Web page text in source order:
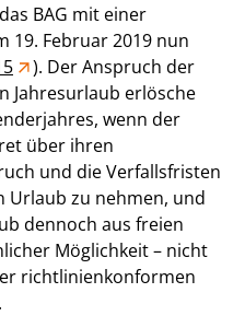
BAG mit einer
19. Februar 2019 nun
). Der Anspruch der
Jahresurlaub erlösche
wenn der
über ihren
und die Verfallsfristen
zu nehmen, und
dennoch aus freien
Möglichkeit – nicht
richtlinienkonformen
.